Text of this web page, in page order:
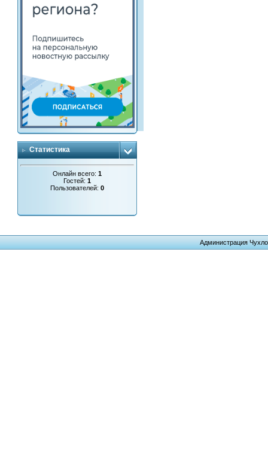
Статистика
Онлайн всего:1
Гостей:1
Пользователей:0
Администрация